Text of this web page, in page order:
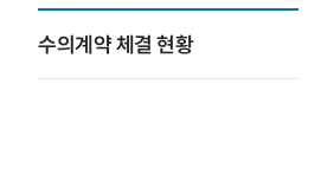
수의계약 체결 현황